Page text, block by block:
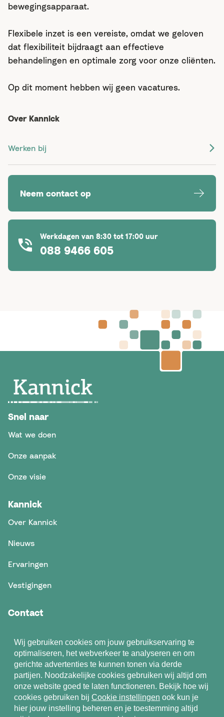
bewegingsapparaat.
Flexibele inzet is een vereiste, omdat we geloven
dat flexibiliteit bijdraagt aan effectieve
behandelingen en optimale zorg voor onze cliënten.
Op dit moment hebben wij geen vacatures.
Over Kannick
Werken bij
Neem contact op
Werkdagen van 8:30 tot 17:00 uur
088 9466 605
Snel naar
Wat we doen
Onze aanpak
Onze visie
Kannick
Over Kannick
Nieuws
Ervaringen
Vestigingen
Contact
Algemene voorwaarden
Wij gebruiken cookies om jouw gebruikservaring te
optimaliseren, het webverkeer te analyseren en om
gerichte advertenties te kunnen tonen via derde
partijen. Noodzakelijke cookies gebruiken wij altijd om
onze website goed te laten functioneren. Bekijk hoe wij
cookies gebruiken bij Cookie instellingen ook kun je
hier jouw instelling beheren en je toestemming altijd